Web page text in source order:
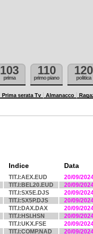
103
prima
110
primo piano
120
politica
Prima serata Tv Almanacco
Indice Data
TIT.I:AEX.EUD
20/09/
TIT.I:BEL20.EUD
20/09/
TIT.I:SX5E.DJS
20/09/
TIT.I:SX5P.DJS
20/09/
TIT.I:DAX.DAX
20/09/
TIT.I:HSI.HSN
20/09/
TIT.I:UKX.FSE
20/09/
TIT.I:COMP.NAD
20/09/